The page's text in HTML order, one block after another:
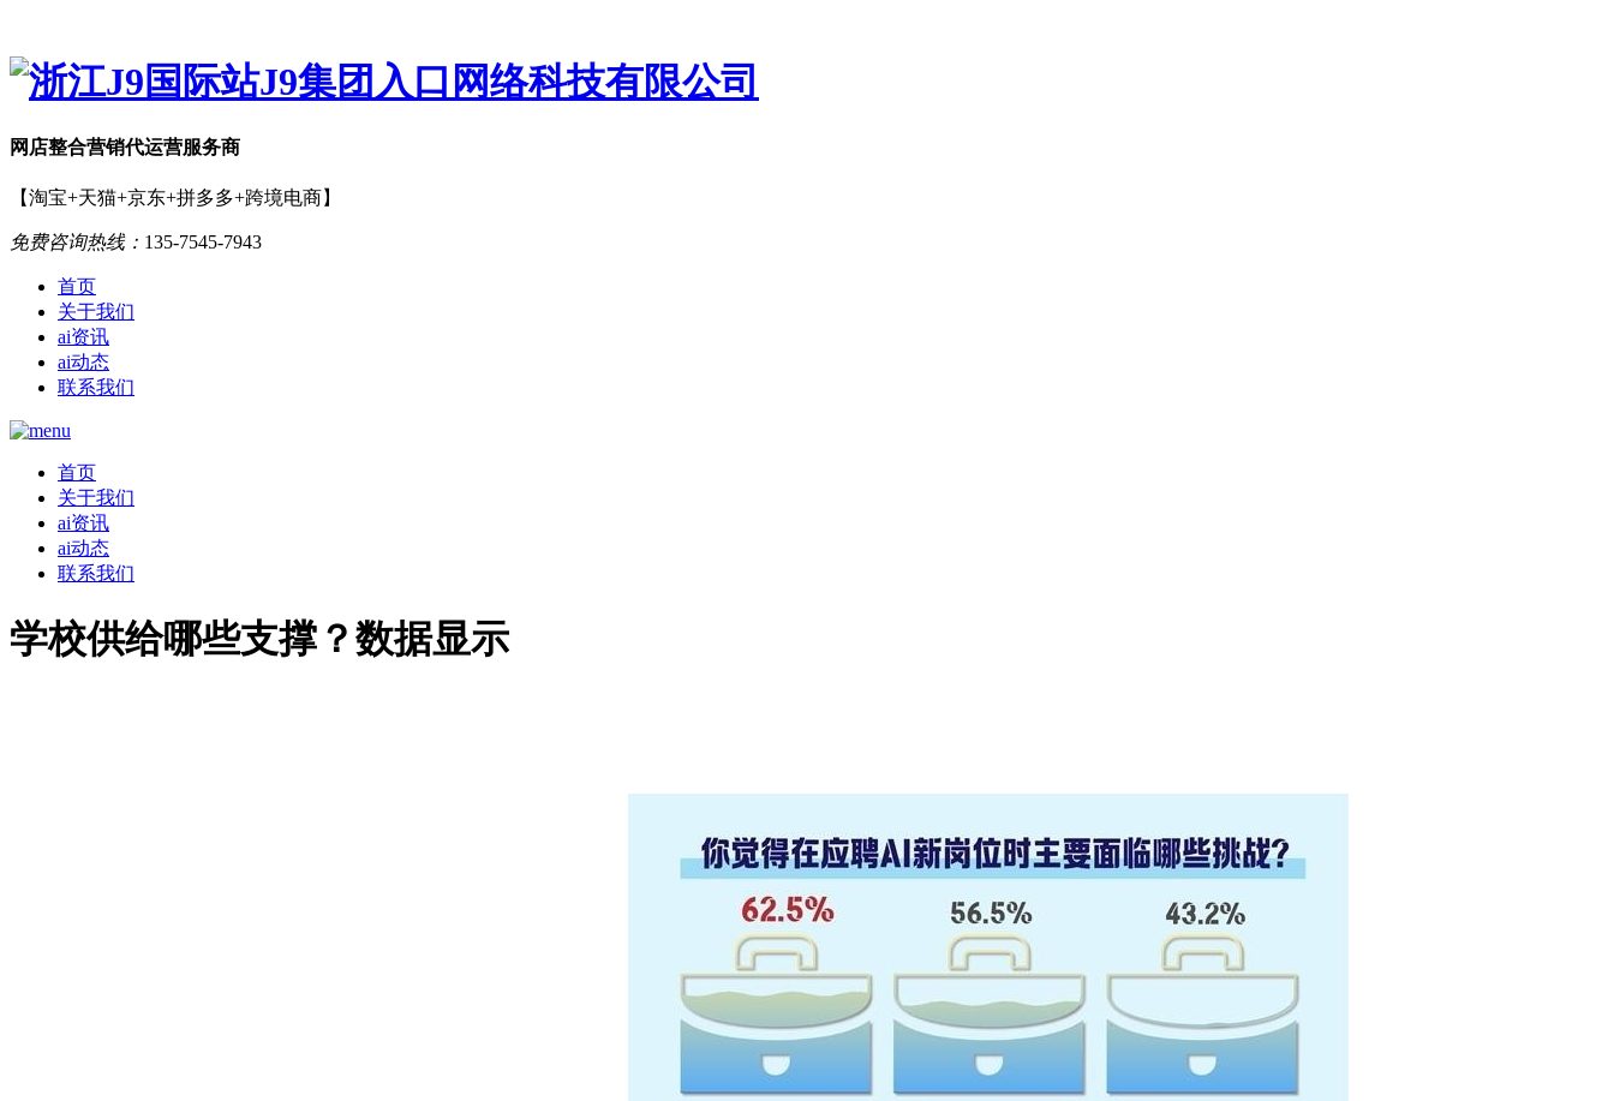
网店整合营销代运营服务商
【淘宝+天猫+京东+拼多多+跨境电商】
免费咨询热线： 135-7545-7943
首页
关于我们
ai资讯
ai动态
联系我们
首页
关于我们
ai资讯
ai动态
联系我们
学校供给哪些支撑？数据显示